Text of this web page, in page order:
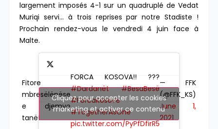
largement imposés 4-1 sur un quadruplé de Vedat
Muriqi servi… à trois reprises par notre Stadiste !
Prochain rendez-vous le vendredi 4 juin face à
Malte.
Fitore
mbresëlënëse
e djemve
tanë!
FORCA KOSOVA!! ???
#Dardanët
#BesaBesë
#ForcaKosovë
#TogetherAsOne
pic.twitter.com/PyPfDfirR5
— FFK
(@FFK_KS)
June 1,
2021
Cliquez pour accepter les cookies
marketing et activer ce contenu